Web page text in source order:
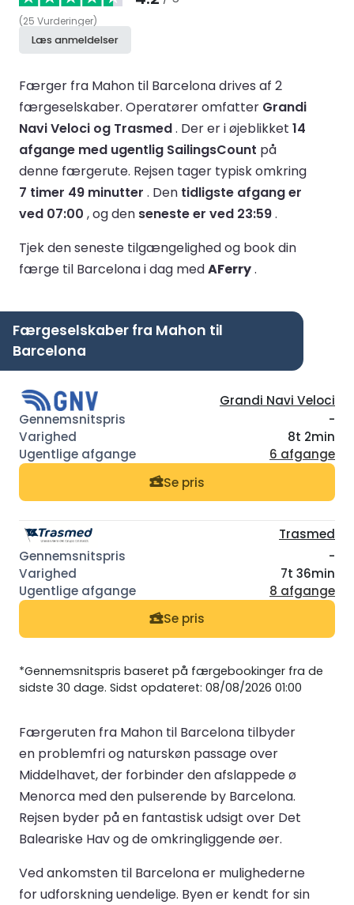
(25 Vurderinger)
Læs anmeldelser
Færger fra Mahon til Barcelona drives af 2
færgeselskaber. Operatører omfatter Grandi
Navi Veloci og Trasmed. Der er i øjeblikket 14
afgange med ugentlig SailingsCount på
denne færgerute. Rejsen tager typisk omkring
7 timer 49 minutter . Den tidligste afgang er
ved 07:00 , og den seneste er ved 23:59.
Tjek den seneste tilgængelighed og book din
færge til Barcelona i dag medAFerry.
Færgeselskaber fra Mahon til
Barcelona
Grandi Navi Veloci
-
8t 2min
6 afgange
Se pris
Trasmed
-
7t 36min
8 afgange
Se pris
*Gennemsnitspris baseret på færgebookinger fra de
sidste 30 dage. Sidst opdateret: 08/08/2026 01:00
Færgeruten fra Mahon til Barcelona tilbyder
en problemfri og naturskøn passage over
Middelhavet, der forbinder den afslappede ø
Menorca med den pulserende by Barcelona.
Rejsen byder på en fantastisk udsigt over Det
Baleariske Hav og de omkringliggende øer.
Ved ankomsten til Barcelona er mulighederne
for udforskning uendelige. Byen er kendt for sin